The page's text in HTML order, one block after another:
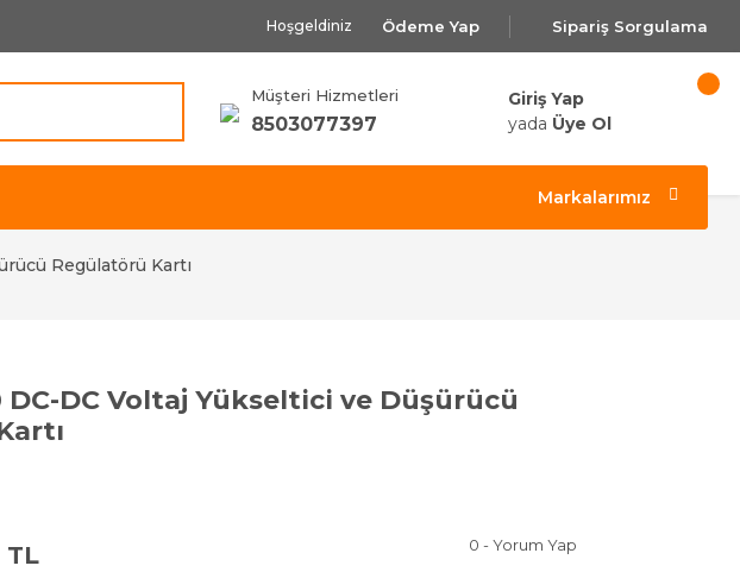
Hoşgeldiniz Ödeme Yap Sipariş Sorgulama
Müşteri Hizmetleri
8503077397
Giriş Yap
yada Üye Ol
Markalarımız
Regülatörü Kartı
DC-DC Voltaj Yükseltici ve Düşürücü
TL 0 - Yorum Yap